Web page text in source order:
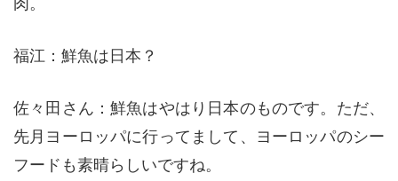
福江：鮮魚は日本？
佐々田さん：鮮魚はやはり日本のものです。ただ、
先月ヨーロッパに行ってまして、ヨーロッパのシー
フードも素晴らしいですね。